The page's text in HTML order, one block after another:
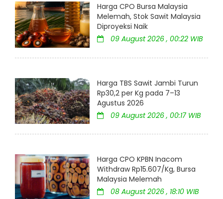
Harga CPO Bursa Malaysia
Melemah, Stok Sawit Malaysia
Diproyeksi Naik
09 August 2026 , 00:22 WIB
Harga TBS Sawit Jambi Turun
Rp30,2 per Kg pada 7–13
Agustus 2026
09 August 2026 , 00:17 WIB
Harga CPO KPBN Inacom
Withdraw Rp15.607/Kg, Bursa
Malaysia Melemah
08 August 2026 , 18:10 WIB